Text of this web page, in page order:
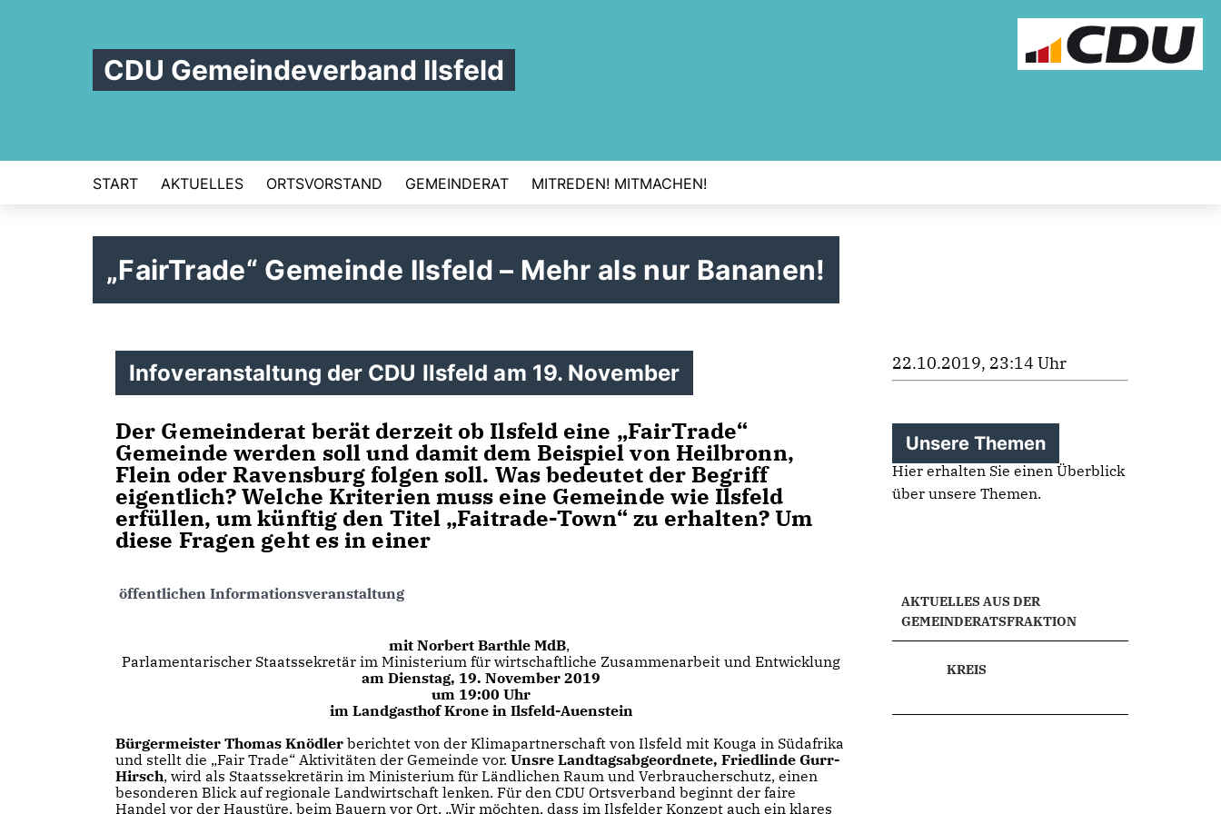
CDU Gemeindeverband Ilsfeld
START AKTUELLES ORTSVORSTAND GEMEINDERAT MITREDEN! MITMACHEN!
FairTrade“ Gemeinde Ilsfeld – Mehr als nur Bananen!
Infoveranstaltung der CDU Ilsfeld am 19. November
Der Gemeinderat berät derzeit ob Ilsfeld eine „FairTrade“
Gemeinde werden soll und damit dem Beispiel von Heilbronn,
Flein oder Ravensburg folgen soll. Was bedeutet der Begriff
eigentlich? Welche Kriterien muss eine Gemeinde wie Ilsfeld
erfüllen, um künftig den Titel „Faitrade-Town“ zu erhalten? Um
diese Fragen geht es in einer
öffentlichen Informationsveranstaltung
mit Norbert Barthle MdB,
Parlamentarischer Staatssekretär im Ministerium für wirtschaftliche Zusammenarbeit und Entwicklung
am Dienstag, 19. November 2019
um 19:00 Uhr
im Landgasthof Krone in Ilsfeld-Auenstein
Bürgermeister Thomas Knödler berichtet von der Klimapartnerschaft von Ilsfeld mit Kouga in Südafrika
und stellt die „Fair Trade“ Aktivitäten der Gemeinde vor. Unsre Landtagsabgeordnete, Friedlinde Gurr-
Hirsch, wird als Staatssekretärin im Ministerium für Ländlichen Raum und Verbraucherschutz, einen
besonderen Blick auf regionale Landwirtschaft lenken. Für den CDU Ortsverband beginnt der faire
Handel vor der Haustüre, beim Bauern vor Ort. „Wir möchten, dass im Ilsfelder Konzept auch ein klares
22.10.2019, 23:14 Uhr
Unsere Themen
Hier erhalten Sie einen Überblick
über unsere Themen.
AKTUELLES AUS DER
GEMEINDERATSFRAKTION
KREIS